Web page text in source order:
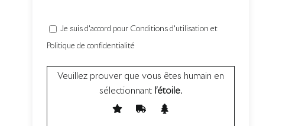
Je suis d'accord pour Conditions d'utilisation et
Politique de confidentialité
Veuillez prouver que vous êtes humain en
sélectionnantl’étoile.